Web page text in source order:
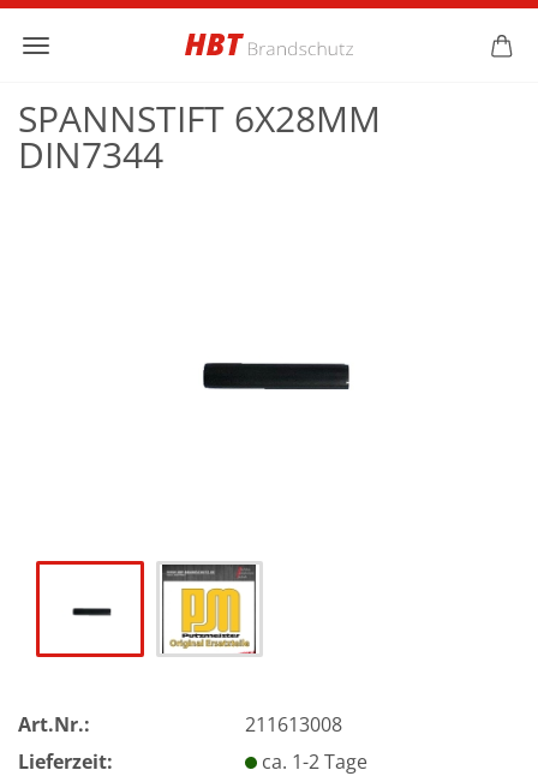
SPANNSTIFT 6X28MM
DIN7344
Art.Nr.:
211613008
Lieferzeit:
ca. 1-2 Tage